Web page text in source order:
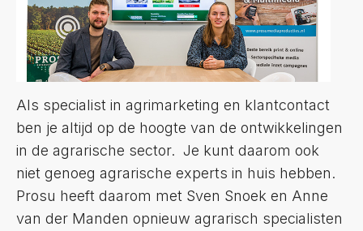
Als specialist in agrimarketing en klantcontact
ben je altijd op de hoogte van de ontwikkelingen
in de agrarische sector. Je kunt daarom ook
niet genoeg agrarische experts in huis hebben.
Prosu heeft daarom met Sven Snoek en Anne
van der Manden opnieuw agrarisch specialisten